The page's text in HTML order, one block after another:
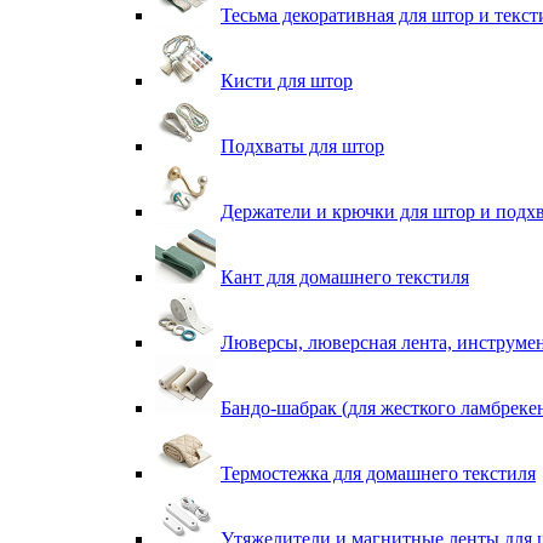
Тесьма декоративная для штор и
Кисти для штор
Подхваты для штор
Держатели и крючки для штор и
Кант для домашнего текстиля
Люверсы, люверсная лента,
Бандо-шабрак (для жесткого
Термостежка для домашнего текстиля
Утяжелители и магнитные ленты для